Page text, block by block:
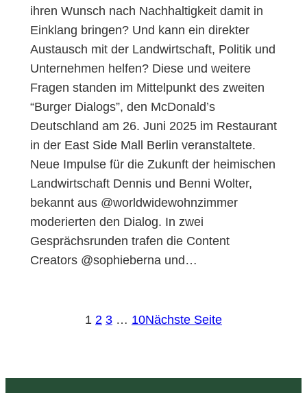
ihren Wunsch nach Nachhaltigkeit damit in
Einklang bringen? Und kann ein direkter
Austausch mit der Landwirtschaft, Politik und
Unternehmen helfen? Diese und weitere
Fragen standen im Mittelpunkt des zweiten
“Burger Dialogs”, den McDonald’s
Deutschland am 26. Juni 2025 im Restaurant
in der East Side Mall Berlin veranstaltete.
Neue Impulse für die Zukunft der heimischen
Landwirtschaft Dennis und Benni Wolter,
bekannt aus ‪@worldwidewohnzimmer
moderierten den Dialog. In zwei
Gesprächsrunden trafen die Content
Creators @sophieberna und…
1 2 3 … 10Nächste Seite